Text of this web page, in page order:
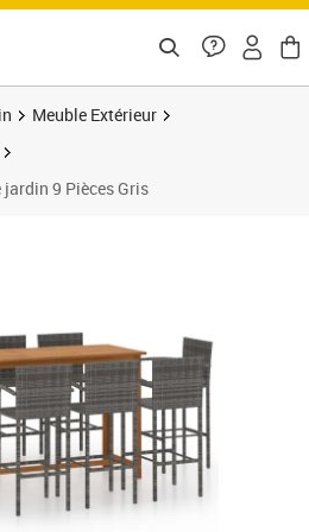
Meuble Extérieur
9 Pièces Gris